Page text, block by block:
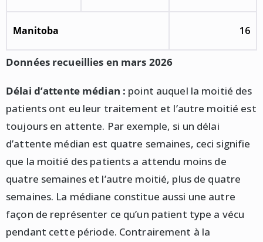
Manitoba 16
Données recueillies en mars 2026
Délai d’attente médian : point auquel la moitié des
patients ont eu leur traitement et l’autre moitié est
toujours en attente. Par exemple, si un délai
d’attente médian est quatre semaines, ceci signifie
que la moitié des patients a attendu moins de
quatre semaines et l’autre moitié, plus de quatre
semaines. La médiane constitue aussi une autre
façon de représenter ce qu’un patient type a vécu
pendant cette période. Contrairement à la